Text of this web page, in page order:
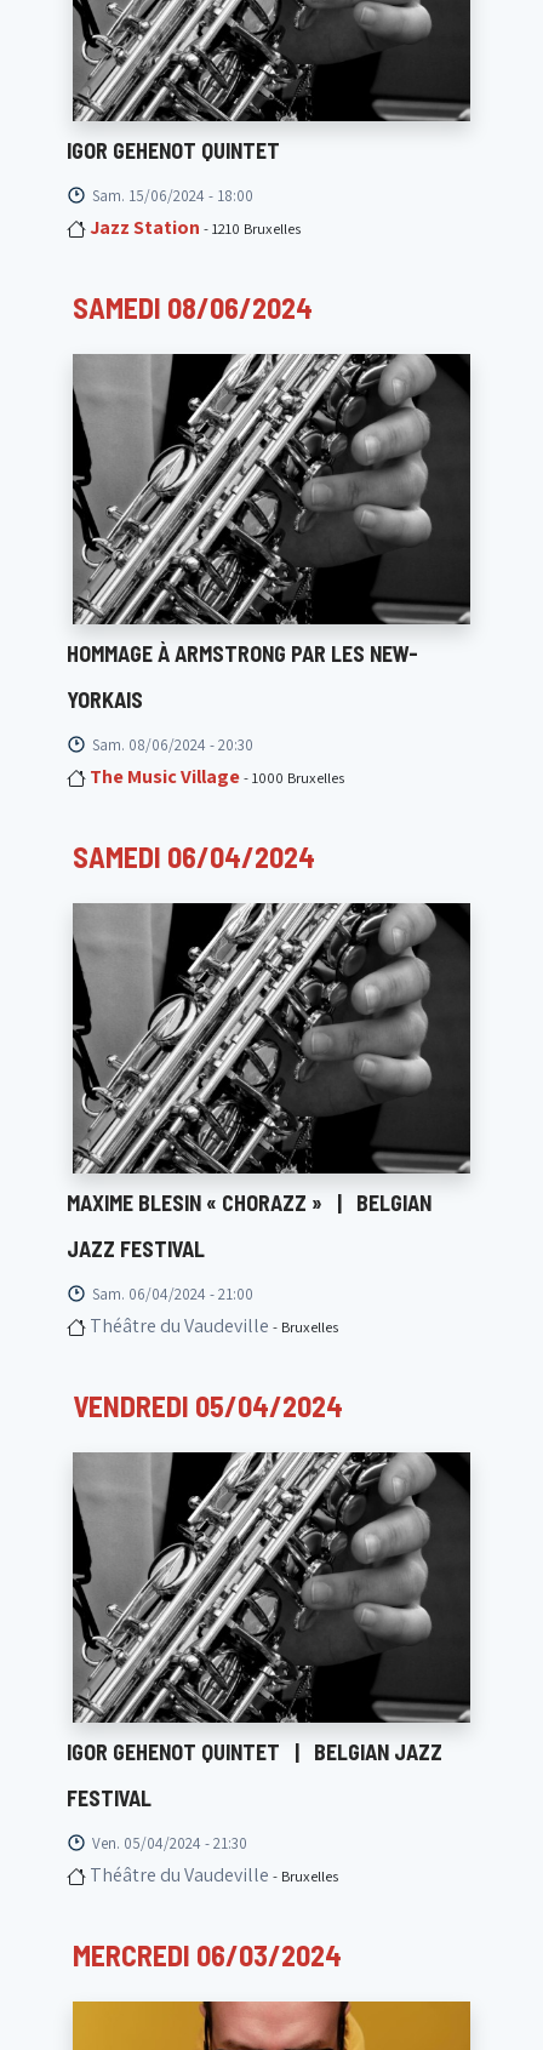
IGOR GEHENOT QUINTET
Sam. 15/06/2024 - 18:00
Jazz Station - 1210 Bruxelles
SAMEDI 08/06/2024
HOMMAGE À ARMSTRONG PAR LES NEW-
YORKAIS
Sam. 08/06/2024 - 20:30
The Music Village- 1000 Bruxelles
SAMEDI 06/04/2024
MAXIME BLESIN « CHORAZZ » | BELGIAN
JAZZ FESTIVAL
Sam. 06/04/2024 - 21:00
Théâtre du Vaudeville - Bruxelles
VENDREDI 05/04/2024
IGOR GEHENOT QUINTET | BELGIAN JAZZ
FESTIVAL
Ven. 05/04/2024 - 21:30
Théâtre du Vaudeville - Bruxelles
MERCREDI 06/03/2024